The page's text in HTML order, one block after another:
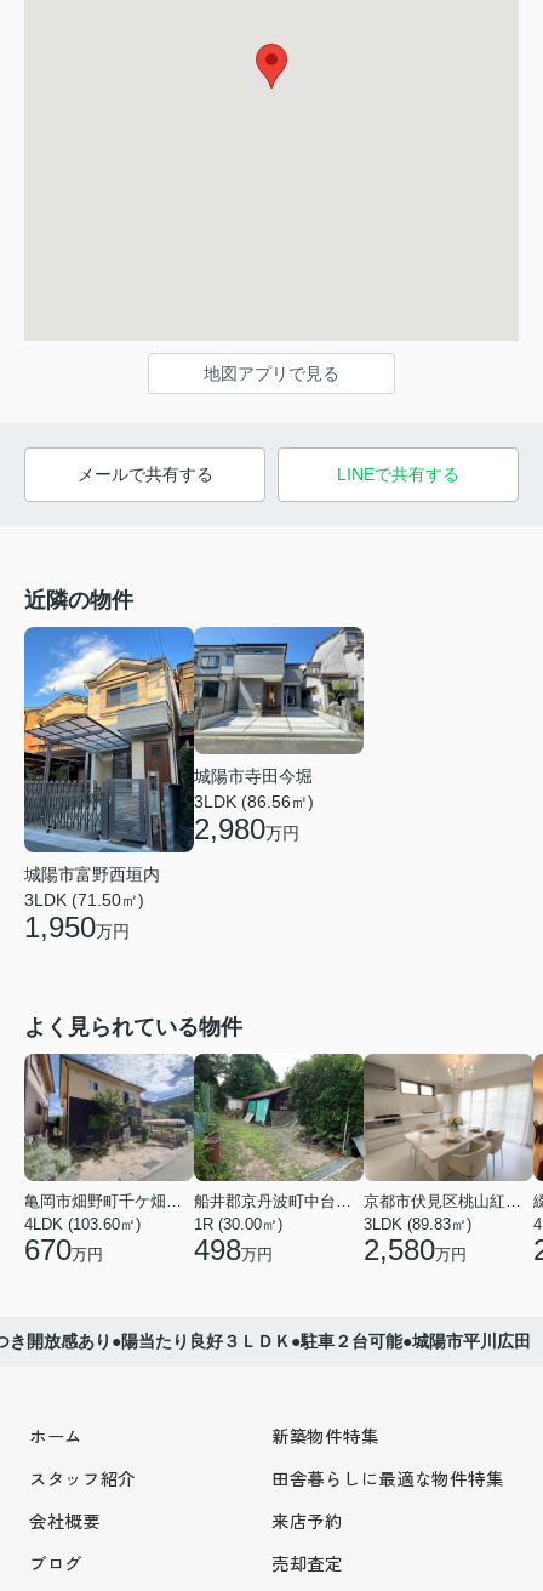
地図アプリで見る
メールで共有する LINEで共有する
近隣の物件
城陽市富野西垣内
3LDK (71.50㎡)
1,950万円
城陽市寺田今堀
3LDK (86.56㎡)
2,980万円
よく見られている物件
亀岡市畑野町千ケ畑高橋
4LDK (103.60㎡)
670万円
船井郡京丹波町中台土橋
1R (30.00㎡)
498万円
京都市伏見区桃山紅雪町
3LDK (89.83㎡)
2,580万円
き開放感あり●陽当たり良好３ＬＤＫ●駐車２台可能●城陽市平川広田
ホーム
スタッフ紹介
会社概要
ブログ
新築物件特集
田舎暮らしに最適な物件特集
来店予約
売却査定